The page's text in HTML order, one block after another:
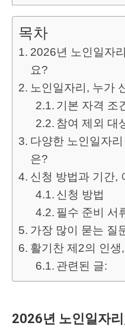
목차
2026년 노인일자
요?
노인일자리, 누가
기본 자격 조
참여 제외 대
다양한 노인일자
은?
신청 방법과 기간,
신청 방법
필수 준비 서
가장 많이 묻는 질
활기찬 제2의 인
관련된 글:
2026년 노인일자